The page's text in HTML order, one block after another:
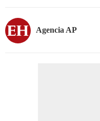
Agencia AP